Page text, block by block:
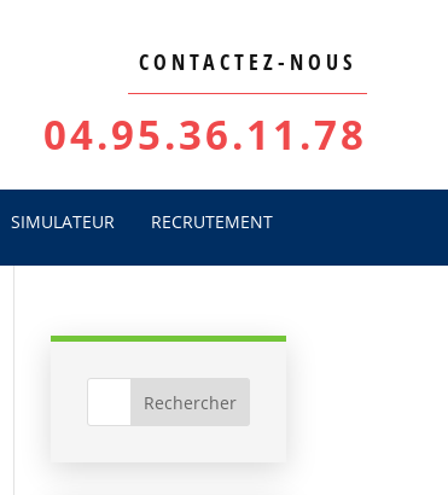
CONTACTEZ-NOUS
04.95.36.11.78
SIMULATEUR RECRUTEMENT